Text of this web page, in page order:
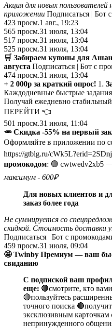
Акция для новых
приложении Подписаться | Бот
423 просм.1 авг., 19:23
565 просм.31 июля, 13:04
517 просм.31 июля, 13:04
525 просм.31 июля, 13:04
🛒 Забираем купоны для
августа Подписаться | Бот с
474 просм.31 июля, 13:04
+ 2 000p за краткий опрос! 1.
Каждодневные быстрые
Полyчaй ежедневно
ПЕРЕЙТИ 👈
501 просм.31 июля, 11:04
🥕 Скидка -55% на первый
Оформляйте в приложении по
https://gtblg.ru/
промокодом: 🟢 cwtwedv2xb5
максимум - 600₽
Для новых клиентов и
заказ более года
Не суммируется со
скидкой. Стоимость доставки
Подписаться | Бот с
459 просм.31 июля, 09:04
🤩Twinby Премиум — ваш
свиданию
С подпиской ваш
еще: 🔴смотрите, кто
🔴пользуйтесь
точного поиска
эксклюзивным карточкам
непринужденного